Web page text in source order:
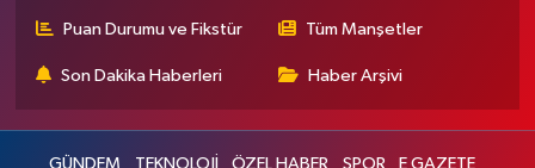
Puan Durumu ve Fikstür Tüm Manşetler
Son Dakika Haberleri Haber Arşivi
GÜNDEM TEKNOLOJİ ÖZEL HABER SPOR E GAZETE